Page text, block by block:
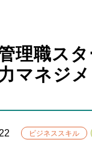
理職ス
マネジメ
ビジネススキル